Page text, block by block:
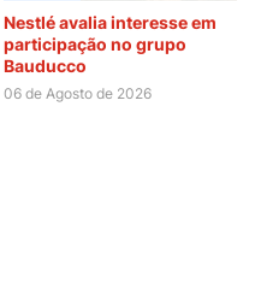
Nestlé avalia interesse em
participação no grupo
Bauducco
06 de Agosto de 2026